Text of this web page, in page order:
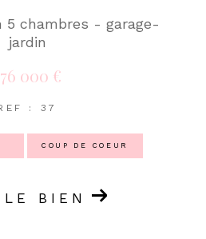
5 chambres - garage-
jardin
000 €
: 37
COUP DE COEUR
BIEN